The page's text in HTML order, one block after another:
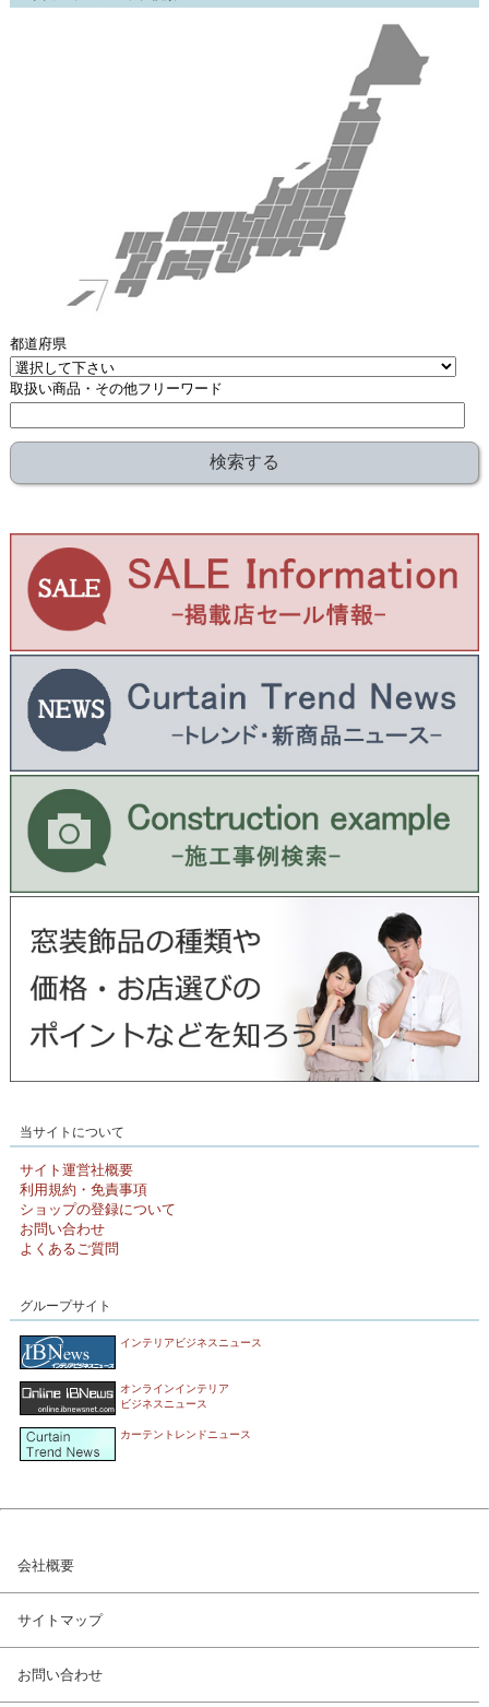
都道府県
取扱い商品・その他フリーワード
当サイトについて
サイト運営社概要
利用規約・免責事項
ショップの登録について
お問い合わせ
よくあるご質問
グループサイト
インテリアビジネスニュース
オンラインインテリア
ビジネスニュース
カーテントレンドニュース
会社概要
サイトマップ
お問い合わせ